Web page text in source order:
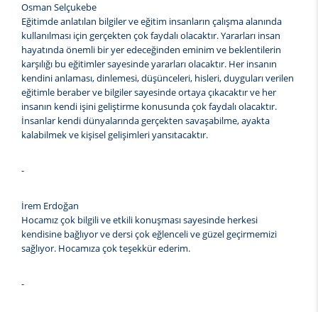
Osman Selçukebe
Eğitimde anlatılan bilgiler ve eğitim insanların çalışma alanında
kullanılması için gerçekten çok faydalı olacaktır. Yararları insan
hayatında önemli bir yer edeceğinden eminim ve beklentilerin
karşılığı bu eğitimler sayesinde yararları olacaktır. Her insanın
kendini anlaması, dinlemesi, düşünceleri, hisleri, duyguları verilen
eğitimle beraber ve bilgiler sayesinde ortaya çıkacaktır ve her
insanın kendi işini geliştirme konusunda çok faydalı olacaktır.
İnsanlar kendi dünyalarında gerçekten savaşabilme, ayakta
kalabilmek ve kişisel gelişimleri yansıtacaktır.
-
İrem Erdoğan
Hocamız çok bilgili ve etkili konuşması sayesinde herkesi
kendisine bağlıyor ve dersi çok eğlenceli ve güzel geçirmemizi
sağlıyor. Hocamıza çok teşekkür ederim.
-